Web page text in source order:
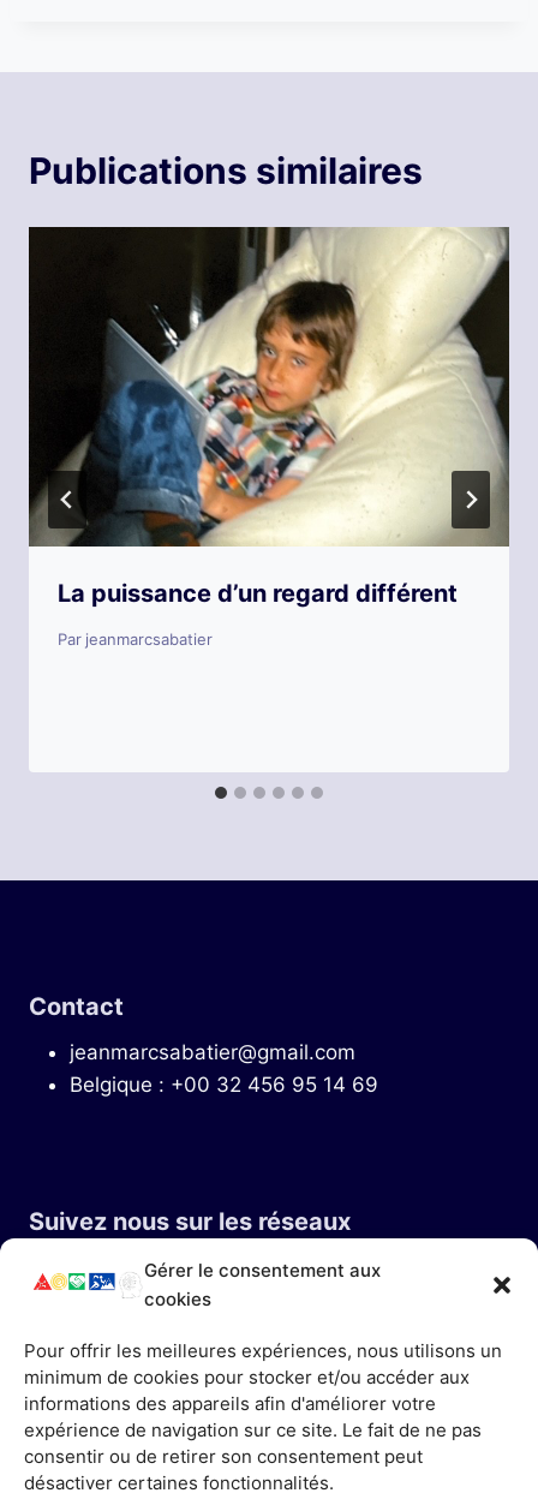
Gérer le consentement aux
cookies
Pour offrir les meilleures expériences, nous utilisons un
minimum de cookies pour stocker et/ou accéder aux
informations des appareils afin d'améliorer votre
expérience de navigation sur ce site. Le fait de ne pas
consentir ou de retirer son consentement peut
désactiver certaines fonctionnalités.
Publications similaires
La puissance d’un regard différent
Par jeanmarcsabatier
Contact
jeanmarcsabatier@gmail.com
Belgique : +00 32 456 95 14 69
Suivez nous sur les réseaux
Informations Légales
Mentions Légales
Conditions Générales d’Utilisation